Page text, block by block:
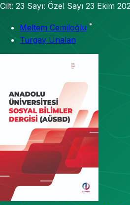
Cilt: 23 Sayı: Özel Sayı 23 Ekim
Meltem Cemiloğlu *
Turgay Ünalan